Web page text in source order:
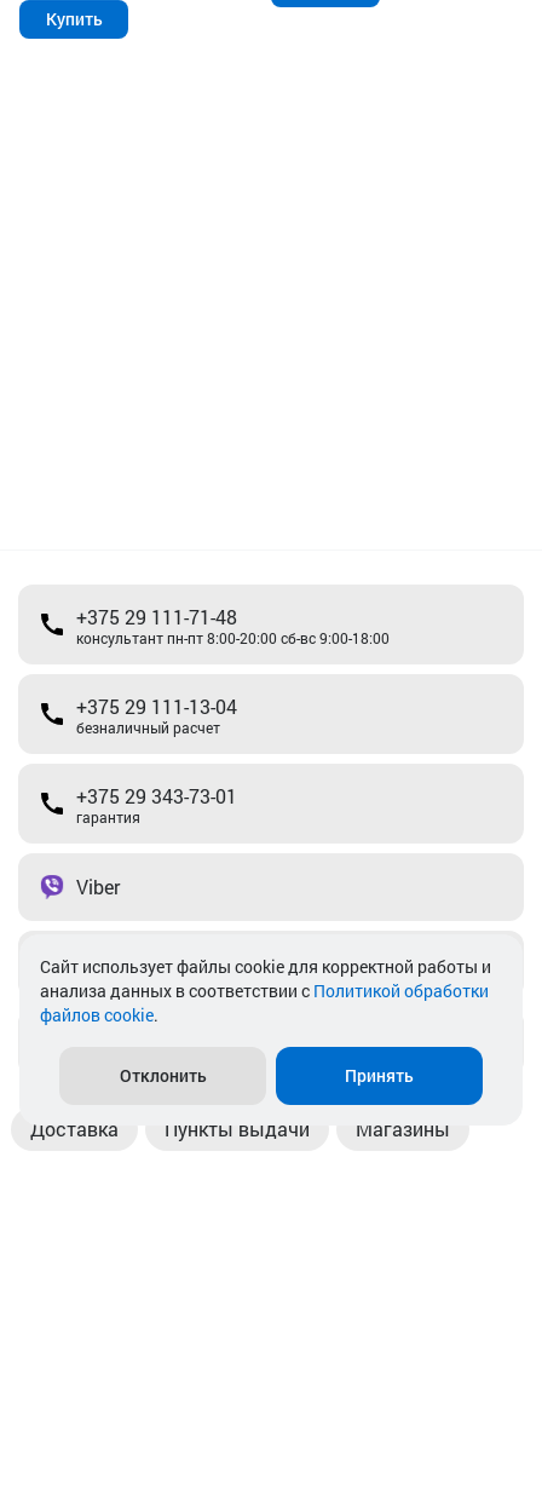
Купить
+375 29 111-71-48
консультант пн-пт 8:00-20:00 сб-вс 9:00-18:00
+375 29 111-13-04
безналичный расчет
+375 29 343-73-01
гарантия
Viber
Telegram
Доставка Пункты выдачи Магазины
Cайт использует файлы cookie для корректной работы и
анализа данных в соответствии с Политикой обработки
файлов cookie.
Отклонить Принять